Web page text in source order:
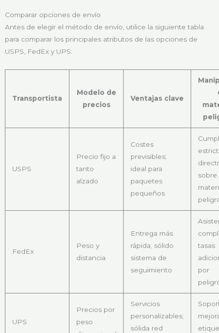
Comparar opciones de envío
Antes de elegir el método de envío, utilice la siguiente tabla
para comparar los principales atributos de las opciones de
USPS, FedEx y UPS:
Transportista
Modelo de
precios
Ventajas clave
USPS
Precio fijo a
tanto
alzado
Costes
previsibles;
ideal para
paquetes
pequeños
sobre
FedEx
Peso y
distancia
Entrega más
rápida; sólido
sistema de
seguimiento
tasas
por
UPS
Precios por
peso
Servicios
personalizables;
sólida red